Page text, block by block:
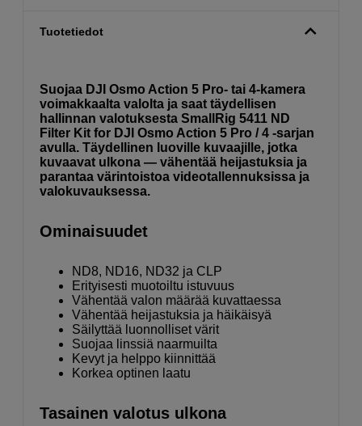
Tuotetiedot
Suojaa DJI Osmo Action 5 Pro- tai 4-kamera
voimakkaalta valolta ja saat täydellisen
hallinnan valotuksesta SmallRig 5411 ND
Filter Kit for DJI Osmo Action 5 Pro / 4 -sarjan
avulla. Täydellinen luoville kuvaajille, jotka
kuvaavat ulkona — vähentää heijastuksia ja
parantaa värintoistoa videotallennuksissa ja
valokuvauksessa.
Ominaisuudet
ND8, ND16, ND32 ja CLP
Erityisesti muotoiltu istuvuus
Vähentää valon määrää kuvattaessa
Vähentää heijastuksia ja häikäisyä
Säilyttää luonnolliset värit
Suojaa linssiä naarmuilta
Kevyt ja helppo kiinnittää
Korkea optinen laatu
Tasainen valotus ulkona